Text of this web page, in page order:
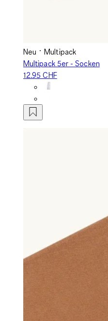
Neu
Multipack
Multipack 5er - Socken
12.95 CHF